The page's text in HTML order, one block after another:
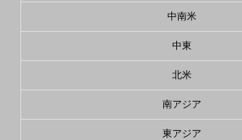
中南米
中東
北米
南アジア
東アジア